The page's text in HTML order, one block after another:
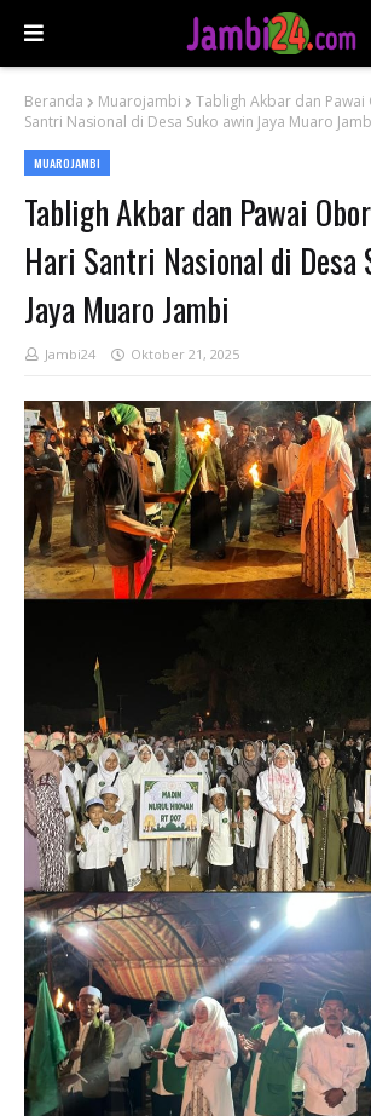
Beranda Muarojambi
Tabligh Akbar dan
Santri Nasional di Desa Suko awin Jaya Muaro
MUAROJAMBI
Tabligh Akbar dan Pawai
Hari Santri Nasional di Desa
Jaya Muaro Jambi
Jambi24 Oktober 21, 2025